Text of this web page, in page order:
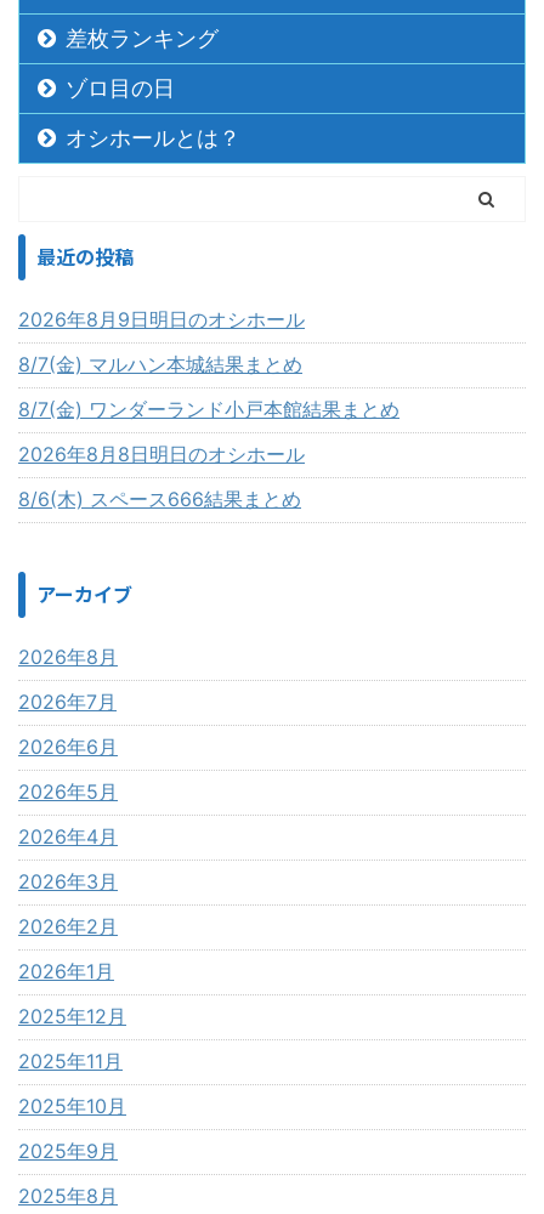
差枚ランキング
ゾロ目の日
オシホールとは？
最近の投稿
2026年8月9日明日のオシホール
8/7(金) マルハン本城結果まとめ
8/7(金) ワンダーランド小戸本館結果まとめ
2026年8月8日明日のオシホール
8/6(木) スペース666結果まとめ
アーカイブ
2026年8月
2026年7月
2026年6月
2026年5月
2026年4月
2026年3月
2026年2月
2026年1月
2025年12月
2025年11月
2025年10月
2025年9月
2025年8月